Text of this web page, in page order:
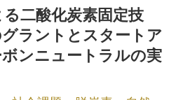
二酸化炭素固定技
ラントとスタートア
ンニュートラルの実